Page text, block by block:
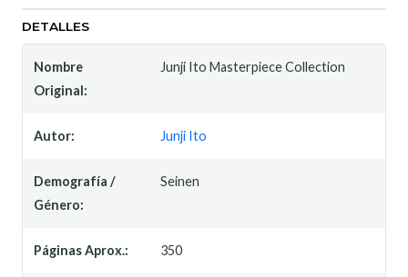
DETALLES
Nombre
Original:
Junji Ito Masterpiece Collection
Autor: Junji Ito
Demografía /
Género:
Seinen
Páginas Aprox.: 350